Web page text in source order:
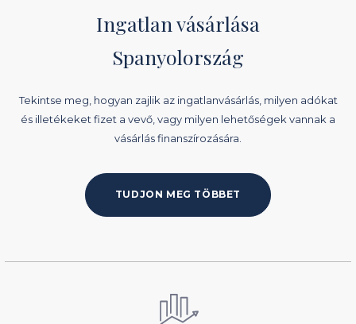
Ingatlan vásárlása
Spanyolország
Tekintse meg, hogyan zajlik az ingatlanvásárlás, milyen adókat
és illetékeket fizet a vevő, vagy milyen lehetőségek vannak a
vásárlás finanszírozására.
TUDJON MEG TÖBBET